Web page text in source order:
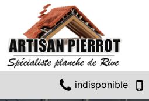
indisponible